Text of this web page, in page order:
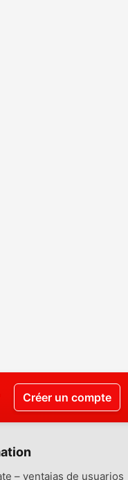
Créer un compte
– ventajas de usuarios